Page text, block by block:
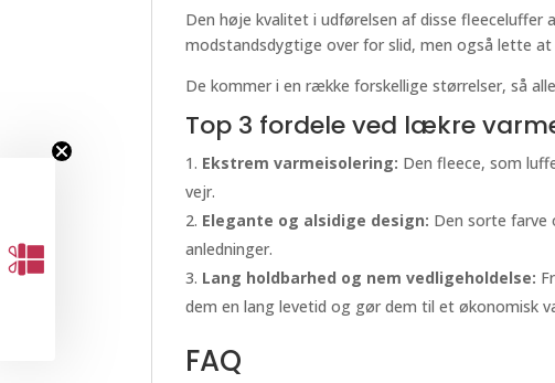
Den høje kvalitet i udførelsen af disse fleeceluffer
modstandsdygtige over for slid, men også lette
De kommer i en række forskellige størrelser, så
Top 3 fordele ved lækre
Ekstrem varmeisolering: Den fleece, som
vejr.
Elegante og alsidige design: Den sorte farve
anledninger.
Lang holdbarhed og nem vedligeholdelse:
dem en lang levetid og gør dem til et økonomisk
FAQ